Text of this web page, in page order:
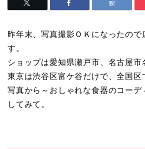
昨年末、写真撮影ＯＫになったので
す。
ショップは愛知県瀬戸市、名古屋市
東京は渋谷区富ケ谷だけで、全国区
写真から～おしゃれな食器のコーデ
してみて。